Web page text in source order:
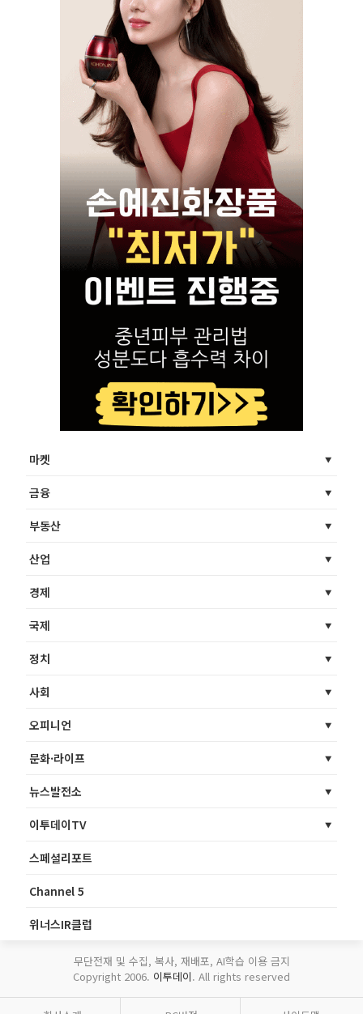
마켓
금융
부동산
산업
경제
국제
정치
사회
오피니언
문화·라이프
뉴스발전소
이투데이TV
스페셜리포트
Channel 5
위너스IR클럽
무단전재 및 수집, 복사, 재배포, AI학습 이용 금지
Copyright 2006. 이투데이. All rights reserved